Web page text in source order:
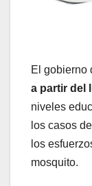
El gobierno
a partir del
niveles
los casos
los
mosquito.